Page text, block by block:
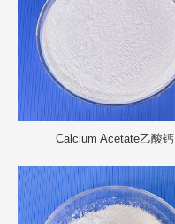
Calcium Acetate乙酸钙